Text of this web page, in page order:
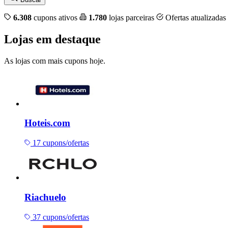
6.308 cupons ativos 1.780 lojas parceiras Ofertas atualizadas
Lojas em destaque
As lojas com mais cupons hoje.
Hoteis.com
17 cupons/ofertas
Riachuelo
37 cupons/ofertas